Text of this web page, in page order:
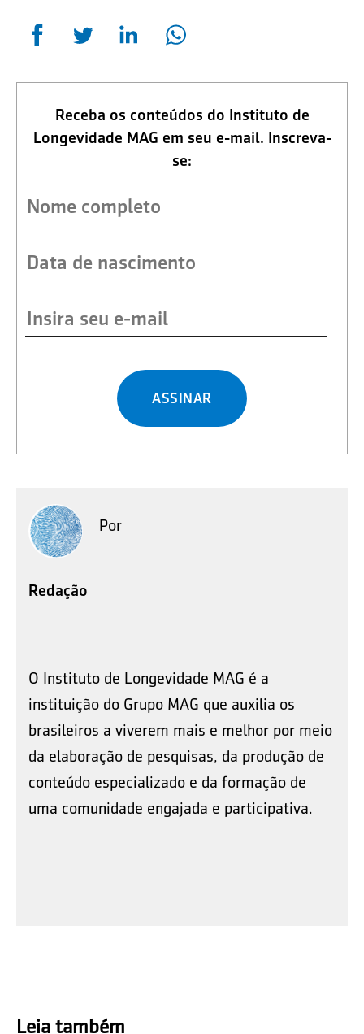
Receba os conteúdos do Instituto de
Longevidade MAG em seu e-mail. Inscreva-
se:
ASSINAR
Por
Redação
O Instituto de Longevidade MAG é a
instituição do Grupo MAG que auxilia os
brasileiros a viverem mais e melhor por meio
da elaboração de pesquisas, da produção de
conteúdo especializado e da formação de
uma comunidade engajada e participativa.
Leia também